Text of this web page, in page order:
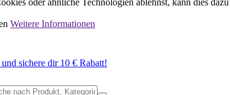
oder ähnliche Technologien ablehnst, kann dies
Weitere Informationen
sichere dir 10 € Rabatt!